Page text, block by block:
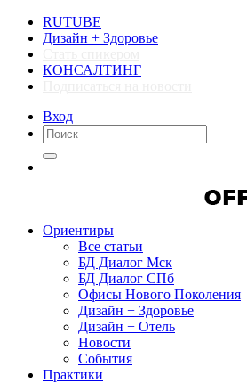
RUTUBE
Дизайн + Здоровье
КОНСАЛТИНГ
Вход
Ориентиры
Все статьи
БД Диалог Мск
БД Диалог СПб
Офисы Нового Поколения
Дизайн + Здоровье
Дизайн + Отель
Новости
События
Практики